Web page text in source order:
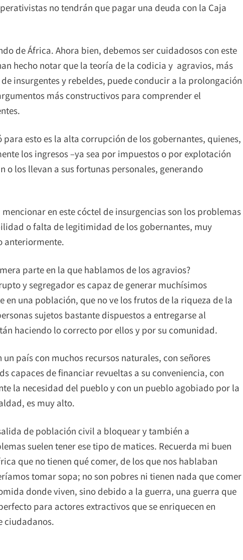
no tendrán que pagar una deuda con la Caja
de África. Ahora bien, debemos ser cuidadosos con este
hecho notar que la teoría de la codicia y agravios, más
insurgentes y rebeldes, puede conducir a la prolongación
más constructivos para comprender el
para esto es la alta corrupción de los gobernantes, quienes,
los ingresos –ya sea por impuestos o por explotación
o los llevan a sus fortunas personales, generando
en este cóctel de insurgencias son los problemas
o falta de legitimidad de los gobernantes, muy
anteriormente.
parte en la que hablamos de los agravios?
y segregador es capaz de generar muchísimos
en una población, que no ve los frutos de la riqueza de la
sujetos bastante dispuestos a entregarse al
haciendo lo correcto por ellos y por su comunidad.
país con muchos recursos naturales, con señores
capaces de financiar revueltas a su conveniencia, con
la necesidad del pueblo y con un pueblo agobiado por la
es muy alto.
de población civil a bloquear y también a
suelen tener ese tipo de matices. Recuerda mi buen
que no tienen qué comer, de los que nos hablaban
tomar sopa; no son pobres ni tienen nada que comer
donde viven, sino debido a la guerra, una guerra que
para actores extractivos que se enriquecen en
ciudadanos.